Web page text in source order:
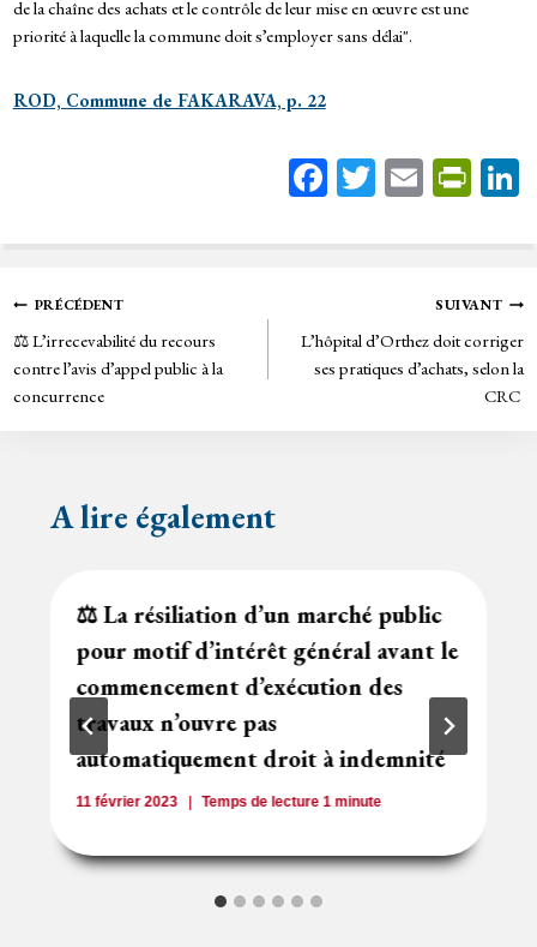
de la chaîne des achats et le contrôle de leur mise en œuvre est une
priorité à laquelle la commune doit s’employer sans délai".
ROD, Commune de FAKARAVA, p. 22
Fa
bo
T
tt
E
ail
Pr
tF
rie
n
dl
y
Navigation
de
l’article
PRÉCÉDENT
⚖️ L’irrecevabilité du recours
contre l’avis d’appel public à la
concurrence
SUIVANT
L’hôpital d’Orthez doit corriger
ses pratiques d’achats, selon la
CRC
A lire également
⚖️ La résiliation d’un marché public
pour motif d’intérêt général avant le
commencement d’exécution des
travaux n’ouvre pas
automatiquement droit à indemnité
11 février 2023 Temps de lecture 1minute